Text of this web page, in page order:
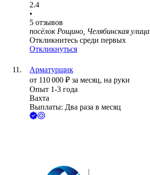
2.4
•
5 отзывов
посёлок Рощино, Челябинская улица
Откликнитесь среди первых
Откликнуться
Арматурщик
от 110 000 ₽ за месяц, на руки
Опыт 1-3 года
Вахта
Выплаты: Два раза в месяц